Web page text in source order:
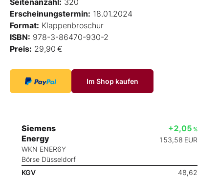
Seitenanzahl: 320
Erscheinungstermin: 18.01.2024
Format: Klappenbroschur
ISBN: 978-3-86470-930-2
Preis: 29,90 €
Im Shop kaufen
Siemens
Energy
WKN ENER6Y
Börse Düsseldorf
+2,05 %
153,58 EUR
KGV
48,62